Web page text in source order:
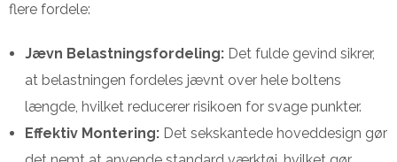
flere fordele:
Jævn Belastningsfordeling: Det fulde gevind sikrer,
at belastningen fordeles jævnt over hele boltens
længde, hvilket reducerer risikoen for svage punkter.
Effektiv Montering: Det sekskantede hoveddesign gør